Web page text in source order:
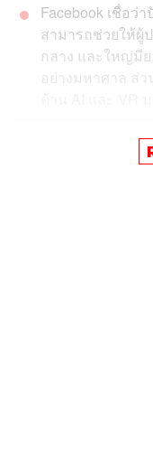
Facebook เชื่อ
สามารถช่วยให้ผู้
กลาง และใหญ่มี
อย่างมหาศาล ส่
กว่า 14 ปีของการเป็
(8 ก.ค.) ถือเป็นอีกก้